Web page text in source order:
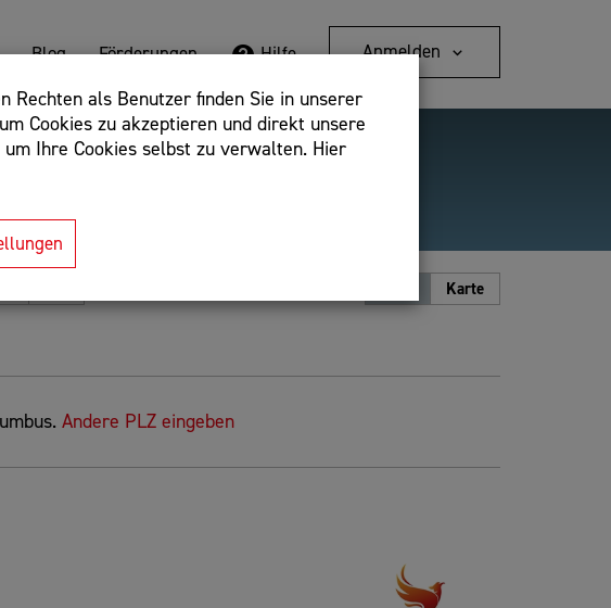
Rechten als Benutzer finden Sie in unserer
Cookies zu akzeptieren und direkt unsere
um Ihre Cookies selbst zu verwalten. Hier
Blog Förderungen Hilfe Anmelden
-webshop,
Detailsuche
Karte
Andere PLZ eingeben